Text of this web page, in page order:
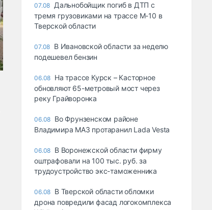
07.08 Дальнобойщик погиб в ДТП с
тремя грузовиками на трассе М-10 в
Тверской области
07.08 В Ивановской области за неделю
подешевел бензин
06.08 На трассе Курск – Касторное
обновляют 65-метровый мост через
реку Грайворонка
06.08 Во Фрунзенском районе
Владимира МАЗ протаранил Lada Vesta
06.08 В Воронежской области фирму
оштрафовали на 100 тыс. руб. за
трудоустройство экс-таможенника
06.08 В Тверской области обломки
дрона повредили фасад логокомплекса